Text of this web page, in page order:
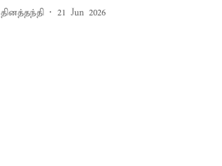
தினத்தந்தி 21 Jun 2026